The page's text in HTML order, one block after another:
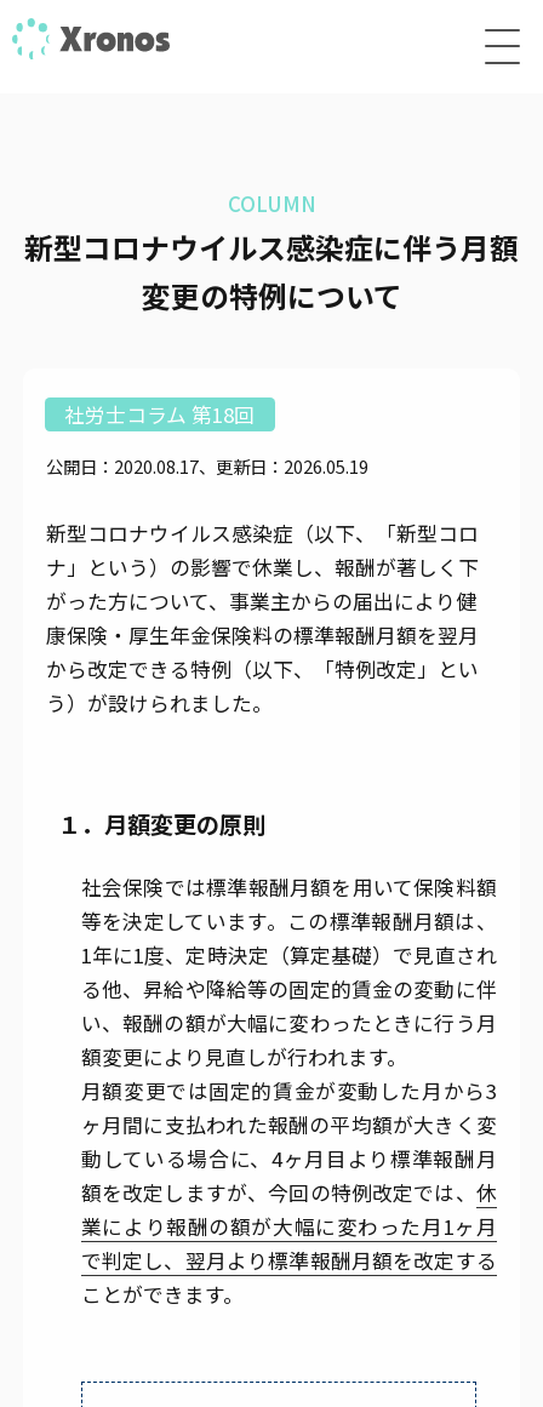
COLUMN
新型コロナウイルス感染症に伴う月額
変更の特例について
社労士コラム 第18回
公開日：2020.08.17、更新日：2026.05.19
新型コロナウイルス感染症（以下、「新型コロ
ナ」という）の影響で休業し、報酬が著しく下
がった方について、事業主からの届出により健
康保険・厚生年金保険料の標準報酬月額を翌月
から改定できる特例（以下、「特例改定」とい
う）が設けられました。
１．月額変更の原則
社会保険では標準報酬月額を用いて保険料額
等を決定しています。この標準報酬月額は、
1年に1度、定時決定（算定基礎）で見直され
る他、昇給や降給等の固定的賃金の変動に伴
い、報酬の額が大幅に変わったときに行う月
額変更により見直しが行われます。
月額変更では固定的賃金が変動した月から3
ヶ月間に支払われた報酬の平均額が大きく変
動している場合に、4ヶ月目より標準報酬月
額を改定しますが、今回の特例改定では、 休
業により報酬の額が大幅に変わった月1ヶ月
で判定し、翌月より標準報酬月額を改定する
ことができます。